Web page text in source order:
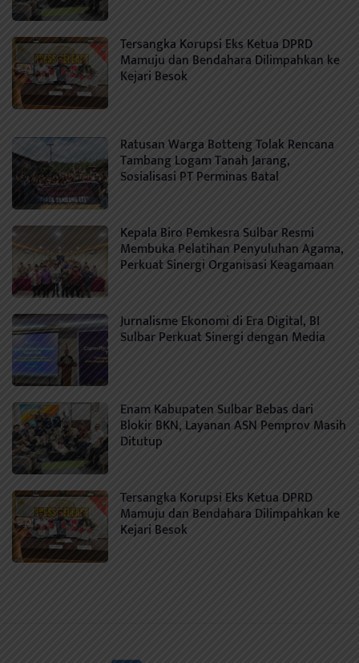
Tersangka Korupsi Eks Ketua DPRD
Mamuju dan Bendahara Dilimpahkan ke
Kejari Besok
Ratusan Warga Botteng Tolak Rencana
Tambang Logam Tanah Jarang,
Sosialisasi PT Perminas Batal
Kepala Biro Pemkesra Sulbar Resmi
Membuka Pelatihan Penyuluhan Agama,
Perkuat Sinergi Organisasi Keagamaan
Jurnalisme Ekonomi di Era Digital, BI
Sulbar Perkuat Sinergi dengan Media
Enam Kabupaten Sulbar Bebas dari
Blokir BKN, Layanan ASN Pemprov Masih
Ditutup
Tersangka Korupsi Eks Ketua DPRD
Mamuju dan Bendahara Dilimpahkan ke
Kejari Besok